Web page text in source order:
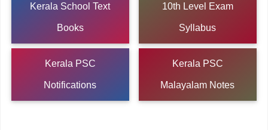
Kerala School Text
Books
10th Level Exam
Syllabus
Kerala PSC
Notifications
Kerala PSC
Malayalam Notes